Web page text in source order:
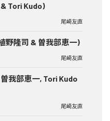
Tori Kudo)
尾崎友直
野隆司 & 曽我部恵一)
尾崎友直
我部恵一, Tori Kudo
尾崎友直